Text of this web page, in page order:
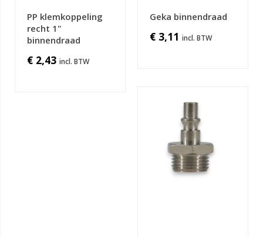
PP klemkoppeling
recht 1"
binnendraad
€ 2,43
Geka binnendraad
€ 3,11